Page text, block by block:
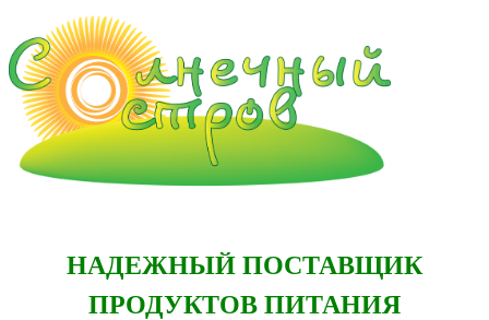
НАДЕЖНЫЙ ПОСТАВЩИК
ПРОДУКТОВ ПИТАНИЯ